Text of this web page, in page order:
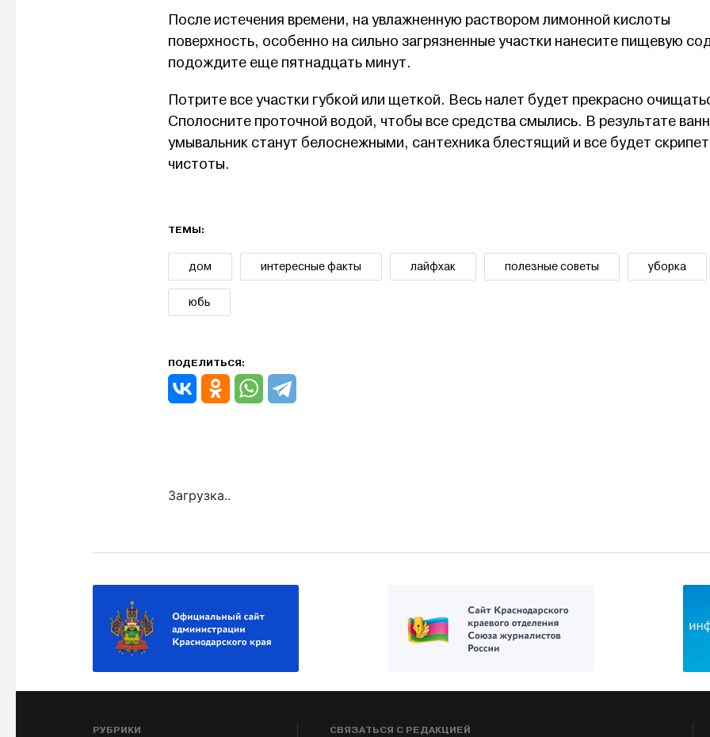
После истечения времени, на увлажненную раствором лимонной кислоты
поверхность, особенно на сильно загрязненные участки нанесите пищевую
подождите еще пятнадцать минут.
Потрите все участки губкой или щеткой. Весь налет будет прекрасно
Сполосните проточной водой, чтобы все средства смылись. В результате
умывальник станут белоснежными, сантехника блестящий и все будет
чистоты.
ТЕМЫ:
дом интересные факты лайфхак полезные советы уборка
юбь
ПОДЕЛИТЬСЯ:
Загрузка..
РУБРИКИ СВЯЗАТЬСЯ С РЕДАКЦИЕЙ